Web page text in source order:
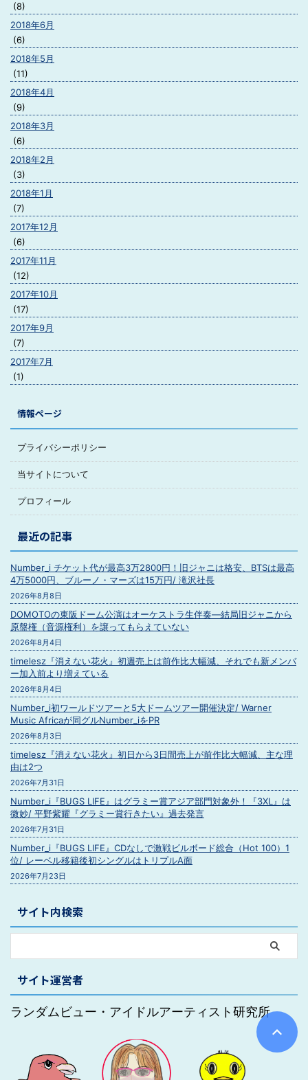
(8)
2018年6月
(6)
2018年5月
(11)
2018年4月
(9)
2018年3月
(6)
2018年2月
(3)
2018年1月
(7)
2017年12月
(6)
2017年11月
(12)
2017年10月
(17)
2017年9月
(7)
2017年7月
(1)
情報ページ
プライバシーポリシー
当サイトについて
プロフィール
最近の記事
Number_i チケット代が最高3万2800円！旧ジャニは格安、BTSは最高
4万5000円、ブルーノ・マーズは15万円/ 滝沢社長
2026年8月8日
DOMOTOの東阪ドーム公演はオーケストラ生伴奏―結局旧ジャニから
原盤権（音源権利）を譲ってもらえていない
2026年8月4日
timelesz『消えない花火』初週売上は前作比大幅減、それでも新メンバ
ー加入前より増えている
2026年8月4日
Number_i初ワールドツアーと5大ドームツアー開催決定/ Warner
Music Africaが同グルNumber_iをPR
2026年8月3日
timelesz『消えない花火』初日から3日間売上が前作比大幅減、主な理
由は2つ
2026年7月31日
Number_i『BUGS LIFE』はグラミー賞アジア部門対象外！『3XL』は
微妙/ 平野紫耀『グラミー賞行きたい』過去発言
2026年7月31日
Number_i『BUGS LIFE』CDなしで激戦ビルボード総合（Hot 100）1
位/ レーベル移籍後初シングルはトリプルA面
2026年7月23日
サイト内検索
サイト運営者
ランダムビュー・アイドルアーティスト研究所